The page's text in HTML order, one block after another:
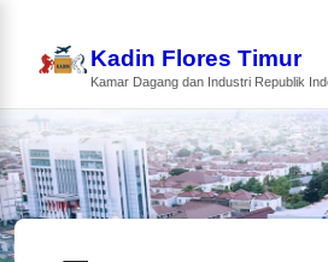
Kadin Flores Timur
Kamar Dagang dan Industri Republik